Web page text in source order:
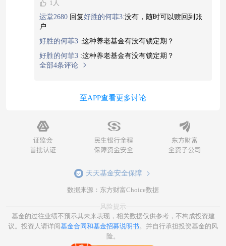
1人
运堂2680 回复好胜的何菲3:没有，随时可以赎回到账
户
好胜的何菲3 :这种养老基金有没有锁定期？
好胜的何菲3 :这种养老基金有没有锁定期？
全部4条评论
至APP查看更多讨论
天天基金安全保障
数据来源：东方财富Choice数据
风险提示
基金的过往业绩不预示其未来表现，相关数据仅供参考，不构成投资建
议。投资人请详阅基金合同和基金招募说明书。并自行承担投资基金的风
险。